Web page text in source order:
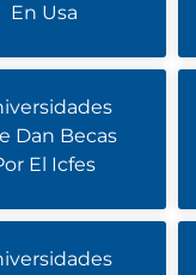
En Usa
Dan Becas
El Icfes